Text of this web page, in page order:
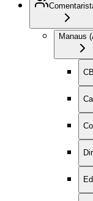
Manaus